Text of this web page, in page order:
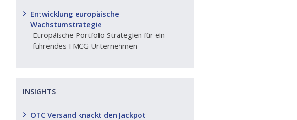
Entwicklung europäische
Wachstumstrategie
Europäische Portfolio Strategien für ein
führendes FMCG Unternehmen
INSIGHTS
OTC Versand knackt den Jackpot